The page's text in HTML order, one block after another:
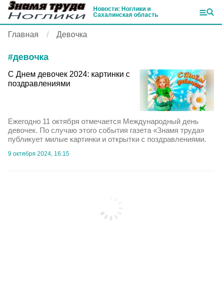
Новости: Ноглики и
Сахалинская область
Главная Девочка
#девочка
С Днем девочек 2024: картинки с
поздравлениями
Ежегодно 11 октября отмечается Международный день
девочек. По случаю этого события газета «Знамя труда»
публикует милые картинки и открытки с поздравлениями.
9 октября 2024, 16:15